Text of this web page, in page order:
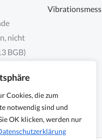
Cookies, die zum
notwendig sind und
OK klicken, werden nur
nicht
BGB)